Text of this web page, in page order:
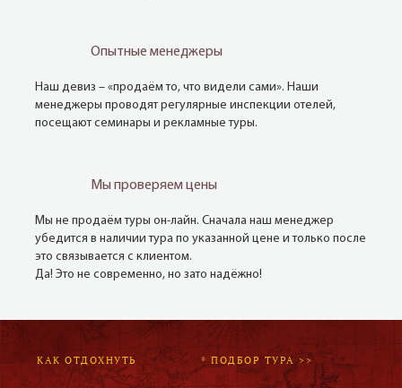
Опытные менеджеры
Наш девиз – «продаём то, что видели сами». Наши
менеджеры проводят регулярные инспекции отелей,
посещают семинары и рекламные туры.
Мы проверяем цены
Мы не продаём туры он-лайн. Сначала наш менеджер
убедится в наличии тура по указанной цене и только после
это связывается с клиентом.
Да! Это не современно, но зато надёжно!
КАК ОТДОХНУТЬ * ПОДБОР ТУРА >>